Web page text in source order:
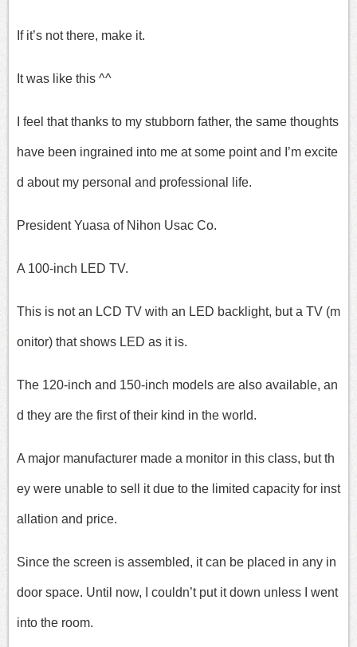
If it’s not there, make it.
It was like this ^^
I feel that thanks to my stubborn father, the same thoughts
have been ingrained into me at some point and I’m excite
d about my personal and professional life.
President Yuasa of Nihon Usac Co.
A 100-inch LED TV.
This is not an LCD TV with an LED backlight, but a TV (m
onitor) that shows LED as it is.
The 120-inch and 150-inch models are also available, an
d they are the first of their kind in the world.
A major manufacturer made a monitor in this class, but th
ey were unable to sell it due to the limited capacity for inst
allation and price.
Since the screen is assembled, it can be placed in any in
door space. Until now, I couldn’t put it down unless I went
into the room.